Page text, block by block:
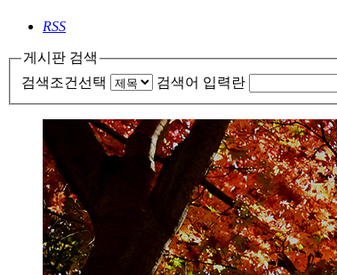
RSS
게시판 검색
검색조건선택
검색어 입력란